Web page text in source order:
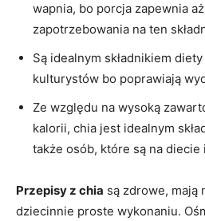
wapnia, bo porcja zapewnia
zapotrzebowania na ten
Są idealnym składnikiem
kulturystów bo poprawiają
Ze względu na wysoką
kalorii, chia jest idealnym
także osób, które są na diecie
Przepisy z chia są zdrowe, mają
dziecinnie proste wykonaniu.